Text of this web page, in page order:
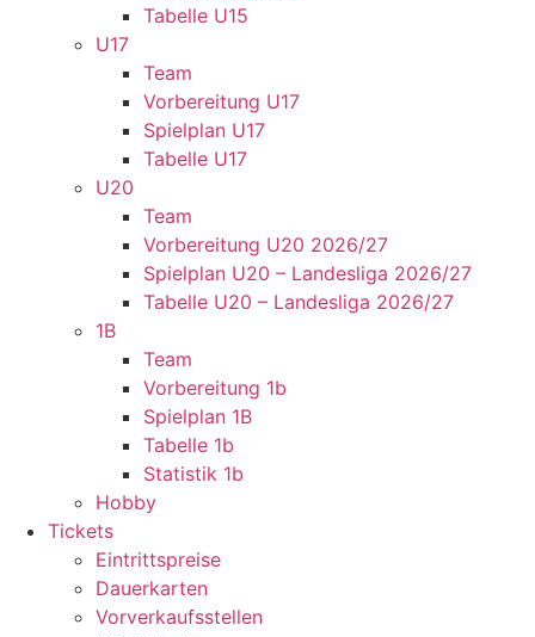
Tabelle U15
U17
Team
Vorbereitung U17
Spielplan U17
Tabelle U17
U20
Team
Vorbereitung U20 2026/27
Spielplan U20 – Landesliga 2026/27
Tabelle U20 – Landesliga 2026/27
1B
Team
Vorbereitung 1b
Spielplan 1B
Tabelle 1b
Statistik 1b
Hobby
Tickets
Eintrittspreise
Dauerkarten
Vorverkaufsstellen